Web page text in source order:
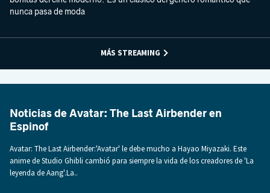
nunca pasa de moda
MÁS STREAMING
Noticias de Avatar: The Last Airbender en
Espinof
Avatar: The Last Airbender:'Avatar' le debe mucho a Hayao Miyazaki. Este
anime de Studio Ghibli cambió para siempre la vida de los creadores de 'La
leyenda de Aang'.La..